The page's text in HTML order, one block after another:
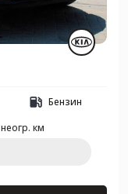
Бензин
неогр. км